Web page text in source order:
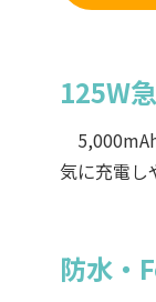
125W
気に充電し
防水・